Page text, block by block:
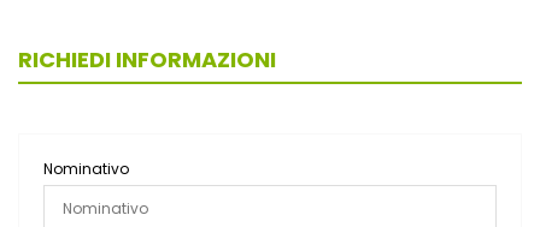
RICHIEDI INFORMAZIONI
Nominativo